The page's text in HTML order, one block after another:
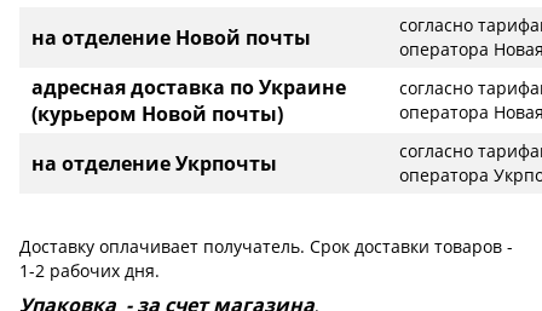
на отделение Новой почты
согласно
оператора
адресная доставка по Украине
(курьером Новой почты)
согласно
оператора
на отделение Укрпочты
согласно
оператора
Доставку оплачивает получатель. Срок доставки товаров -
1-2 рабочих дня.
Упаковка - за счет магазина.